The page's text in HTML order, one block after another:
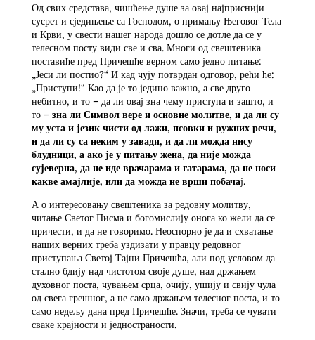
Од свих средстава, чишћење душе за овај најприснији
сусрет и сједињење са Господом, о примању Његовог Тела
и Крви, у свести нашег народа дошло се дотле да се у
телесном посту види све и сва. Многи од свештеника
поставиће пред Причешће верном само једно питање:
„Јеси ли постио?“ И кад чују потврдан одговор, рећи ће:
„Приступи!“ Као да је то једино важно, а све друго
небитно, и то – да ли овај зна чему приступа и зашто, и
то – зна ли Символ вере и основне молитве, и да ли су
му уста и језик чисти од лажи, псовки и ружних речи,
и да ли су са неким у завади, и да ли можда нису
блудници, а ако је у питању жена, да није можда
сујеверна, да не иде врачарама и гатарама, да не носи
какве амајлије, или да можда не врши побачај.
А о интересовању свештеника за редовну молитву,
читање Светог Писма и богомислију онога ко жели да се
причести, и да не говоримо. Неоспорно је да и схватање
наших верних треба уздизати у правцу редовног
приступања Светој Тајни Причешћа, али под условом да
стално бдију над чистотом своје душе, над држањем
духовног поста, чувањем срца, очију, ушију и свију чула
од свега грешног, а не само држањем телесног поста, и то
само недељу дана пред Причешће. Значи, треба се чувати
сваке крајности и једностраности.